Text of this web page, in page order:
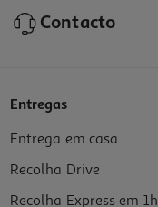
Contacto
Entregas
Entrega em casa
Recolha Drive
Recolha Express em 1h